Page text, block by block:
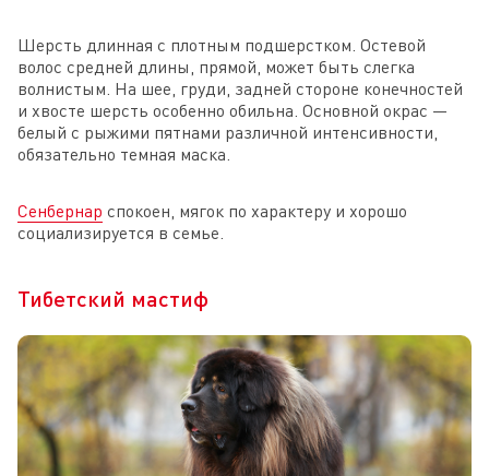
Шерсть длинная с плотным подшерстком. Остевой
волос средней длины, прямой, может быть слегка
волнистым. На шее, груди, задней стороне конечностей
и хвосте шерсть особенно обильна. Основной окрас —
белый с рыжими пятнами различной интенсивности,
обязательно темная маска.
Сенбернар спокоен, мягок по характеру и хорошо
социализируется в семье.
Тибетский мастиф